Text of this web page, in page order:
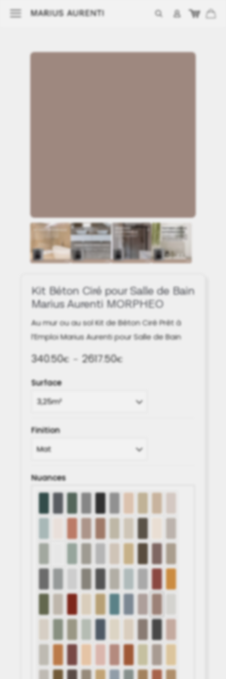
Kit Béton Ciré pour Salle de Bain
Marius Aurenti MORPHEO
Au mur ou au sol Kit de Béton Ciré Prêt à
l’Emploi Marius Aurenti pour Salle de Bain
340.50€ – 2617.50€
340.50€
Surface
Finition
Nuances